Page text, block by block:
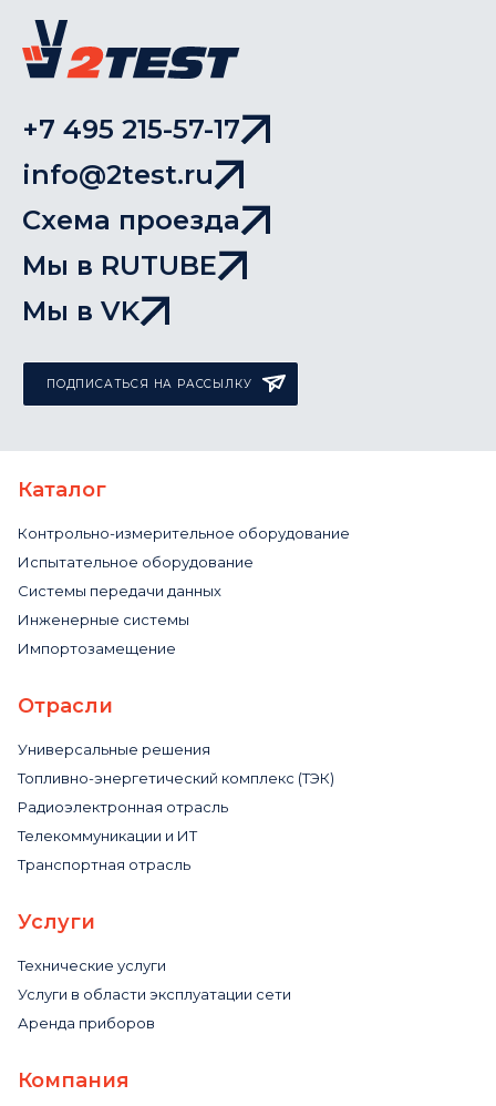
+7 495 215-57-17
info@2test.ru
Схема проезда
Мы в RUTUBE
Мы в VK
ПОДПИСАТЬСЯ НА РАССЫЛКУ
Каталог
Контрольно-измерительное оборудование
Испытательное оборудование
Системы передачи данных
Инженерные системы
Импортозамещение
Отрасли
Универсальные решения
Топливно-энергетический комплекс (ТЭК)
Радиоэлектронная отрасль
Телекоммуникации и ИТ
Транспортная отрасль
Услуги
Технические услуги
Услуги в области эксплуатации сети
Аренда приборов
Компания